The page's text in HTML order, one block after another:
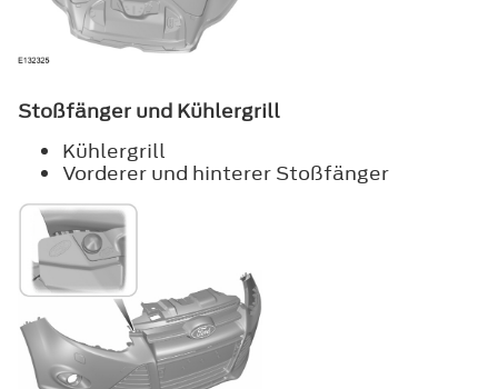
Stoßfänger und Kühlergrill
Kühlergrill
Vorderer und hinterer Stoßfänger